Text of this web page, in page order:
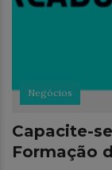
Negócios
Capacite-
Formação